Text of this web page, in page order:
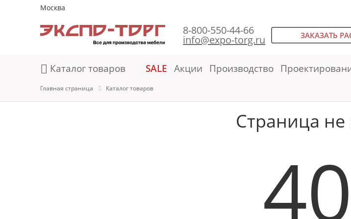
Москва
8-800-550-44-66
info@expo-torg.ru ЗАКАЗАТЬ
Каталог товаров SALE Акции Производство
Главная страница Каталог товаров
Страница не